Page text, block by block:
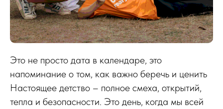
Это не просто дата в календаре, это
напоминание о том, как важно беречь и ценить
Настоящее детство – полное смеха, открытий,
тепла и безопасности. Это день, когда мы всей